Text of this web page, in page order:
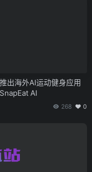
出海外AI运动健身应用
AI
268 0